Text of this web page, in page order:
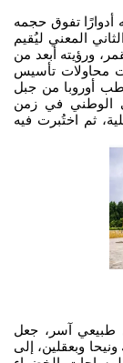
تفوق حجمه
المعني ليُقيم
ورؤيته أبعد من
محاولات تأسيس
أوروبا من جبل
في زمن
ثم اختُبرت فيه
آسر، جعل
وبعقلين، إلى